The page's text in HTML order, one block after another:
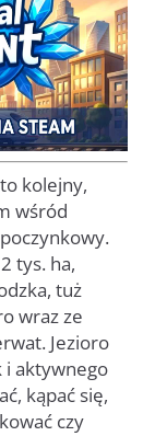
to kolejny,
wśród
tys. ha,
tuż
wraz ze
Jezioro
i aktywnego
kąpać się,
czy